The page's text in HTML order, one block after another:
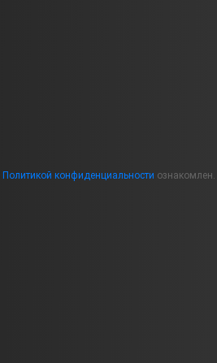
Политикой конфиденциальности ознакомлен.